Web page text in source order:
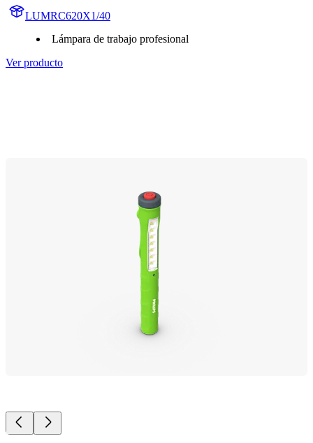
LUMRC620X1/40
Lámpara de trabajo profesional
Ver producto